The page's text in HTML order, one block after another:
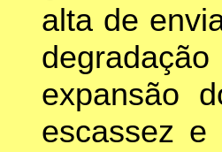
alta de
expansão
escassez e